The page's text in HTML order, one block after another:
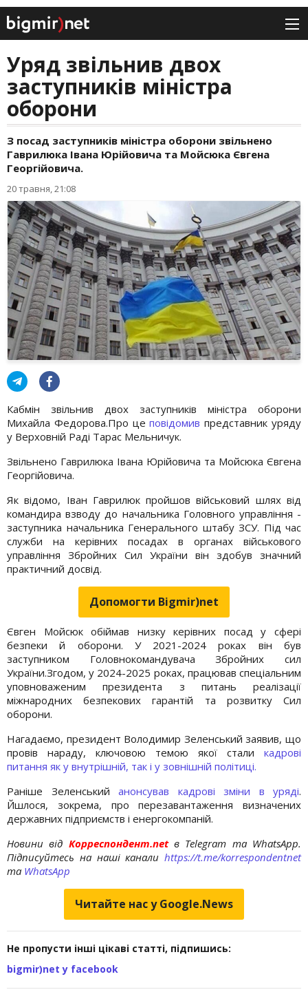
Уряд звільнив двох
заступників міністра
оборони
З посад заступників міністра оборони звільнено
Гаврилюка Івана Юрійовича та Мойсюка Євгена
Георгійовича.
20 травня, 21:08
Кабмін звільнив двох заступників міністра оборони
Михайла Федорова.Про цеповідомив представник уряду
у Верховній Раді Тарас Мельничук.
Звільнено Гаврилюка Івана Юрійовича та Мойсюка Євгена
Георгійовича.
Як відомо, Іван Гаврилюк пройшов військовий шлях від
командира взводу до начальника Головного управління -
заступника начальника Генерального штабу ЗСУ. Під час
служби на керівних посадах в органах військового
управління Збройних Сил України він здобув значний
практичний досвід.
Допомогти Bigmir)net
Євген Мойсюк обіймав низку керівних посад у сфері
безпеки й оборони. У 2021-2024 роках він був
заступником Головнокомандувача Збройних сил
України.Згодом, у 2024-2025 роках, працював спеціальним
уповноваженим президента з питань реалізації
міжнародних безпекових гарантій та розвитку Сил
оборони.
Нагадаємо, президент Володимир Зеленський заявив, що
провів нараду, ключовою темою якої стали кадрові
питання як у внутрішній, так і у зовнішній політиці.
Раніше Зеленський анонсував кадрові зміни в уряді.
Йшлося, зокрема, про перезавантаження визначених
державних підприємств і енергокомпаній.
Новини від Корреспондент.netв Telegram та WhatsApp.
Підписуйтесь на наші канали https://t.me/korrespondentnet
та WhatsApp
Читайте нас у Google.News
Не пропусти інші цікаві статті, підпишись:
bigmir)net у facebook